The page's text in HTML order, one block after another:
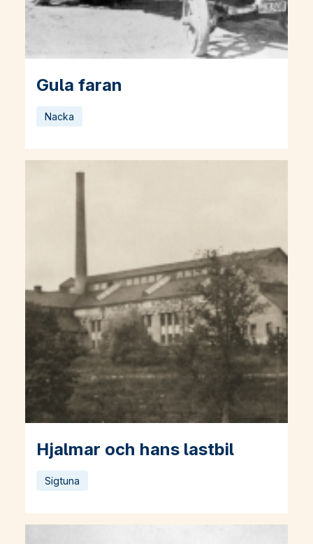
Gula faran
Läs mer om Gula faran
Nacka
Hjalmar och hans lastbil
Läs mer om Hjalmar och hans lastbil
Sigtuna